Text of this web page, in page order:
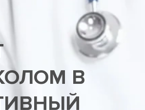
лечение алкоголизма
Рожнова
пожилых
в стационаре
алкоголизма
Детоксикация наркозависимых
Кодирование от наркомании
Лечение героиновой зависимости
Лечение наркомании амбулаторно
Лечение наркомании у подростков
Лечение наркомании в стационаре
Лечение спайсовой зависимости
Лечение табакокурения
Лечение зависимости от Гашиша
В